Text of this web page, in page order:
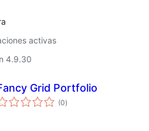
activas
4.9.30
Grid Portfolio
(0total
de
)